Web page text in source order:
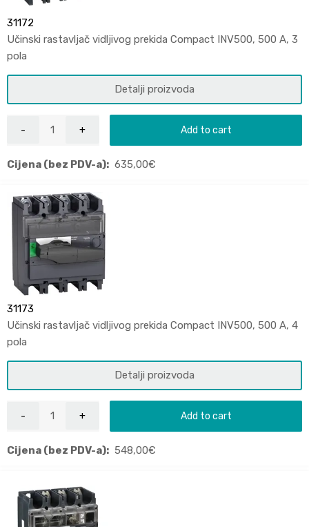
31172
Učinski rastavljač vidljivog prekida Compact INV500, 500 A, 3
pola
Detalji proizvoda
Add to cart
Cijena (bez PDV-a): 635,00€
31173
Učinski rastavljač vidljivog prekida Compact INV500, 500 A, 4
pola
Detalji proizvoda
Add to cart
Cijena (bez PDV-a): 548,00€